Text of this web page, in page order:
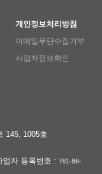
개인정보처리방침
이메일무단수집거부
사업자정보확인
145, 1005호
업자 등록번호 : 761-86-